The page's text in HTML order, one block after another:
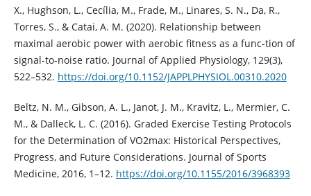
X., Hughson, L., Cecília, M., Frade, M., Linares, S. N., Da, R.,
Torres, S., & Catai, A. M. (2020). Relationship between
maximal aerobic power with aerobic fitness as a func-tion of
signal-to-noise ratio. Journal of Applied Physiology, 129(3),
522–532. https://doi.org/10.1152/JAPPLPHYSIOL.00310.2020
Beltz, N. M., Gibson, A. L., Janot, J. M., Kravitz, L., Mermier, C.
M., & Dalleck, L. C. (2016). Graded Exercise Testing Protocols
for the Determination of VO2max: Historical Perspectives,
Progress, and Future Considerations. Journal of Sports
Medicine, 2016, 1–12. https://doi.org/10.1155/2016/3968393